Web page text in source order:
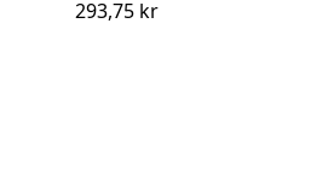
293,75 kr